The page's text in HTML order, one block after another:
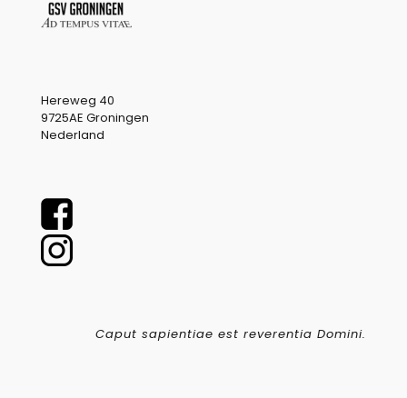
Hereweg 40
9725AE Groningen
Nederland
Caput sapientiae est reverentia Domini.